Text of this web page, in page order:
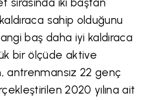
iki baştan
sahip olduğunu
baş daha iyi kaldıraca
bir ölçüde aktive
antrenmansız 22 genç
2020 yılına ait